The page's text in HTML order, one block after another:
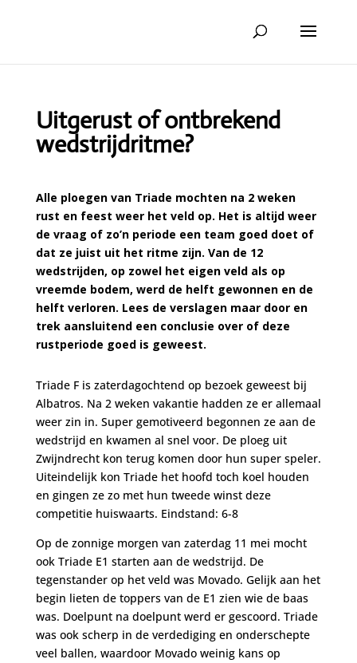
Uitgerust of ontbrekend
wedstrijdritme?
Alle ploegen van Triade mochten na 2 weken
rust en feest weer het veld op. Het is altijd weer
de vraag of zo’n periode een team goed doet of
dat ze juist uit het ritme zijn. Van de 12
wedstrijden, op zowel het eigen veld als op
vreemde bodem, werd de helft gewonnen en de
helft verloren. Lees de verslagen maar door en
trek aansluitend een conclusie over of deze
rustperiode goed is geweest.
Triade F is zaterdagochtend op bezoek geweest bij
Albatros. Na 2 weken vakantie hadden ze er allemaal
weer zin in. Super gemotiveerd begonnen ze aan de
wedstrijd en kwamen al snel voor. De ploeg uit
Zwijndrecht kon terug komen door hun super speler.
Uiteindelijk kon Triade het hoofd toch koel houden
en gingen ze zo met hun tweede winst deze
competitie huiswaarts. Eindstand: 6-8
Op de zonnige morgen van zaterdag 11 mei mocht
ook Triade E1 starten aan de wedstrijd. De
tegenstander op het veld was Movado. Gelijk aan het
begin lieten de toppers van de E1 zien wie de baas
was. Doelpunt na doelpunt werd er gescoord. Triade
was ook scherp in de verdediging en onderschepte
veel ballen, waardoor Movado weinig kans op